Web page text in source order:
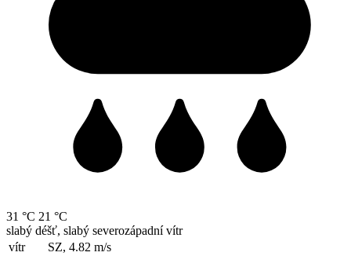
31 °C 21 °C
slabý déšť, slabý severozápadní vítr
vítr
SZ, 4.82 m/s